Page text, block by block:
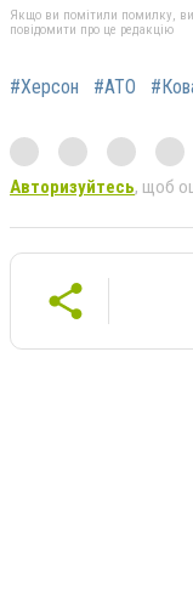
Якщо ви помітили помилку,
повідомити про це редакцію
#Херсон #АТО
Авторизуйтесь, щоб